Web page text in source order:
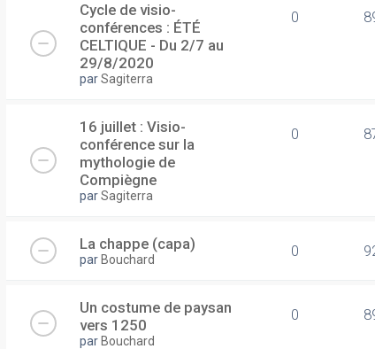
Cycle de visio-
conférences : ÉTÉ
CELTIQUE - Du 2/7 au
29/8/2020
parSagiterra
0
16 juillet : Visio-
conférence sur la
mythologie de
Compiègne
parSagiterra
0
La chappe (capa)
par Bouchard 0
Un costume de paysan
vers 1250
par Bouchard
0